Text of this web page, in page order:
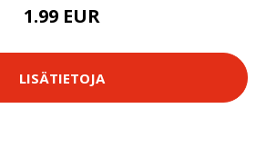
1.99 EUR
LISÄTIETOJA